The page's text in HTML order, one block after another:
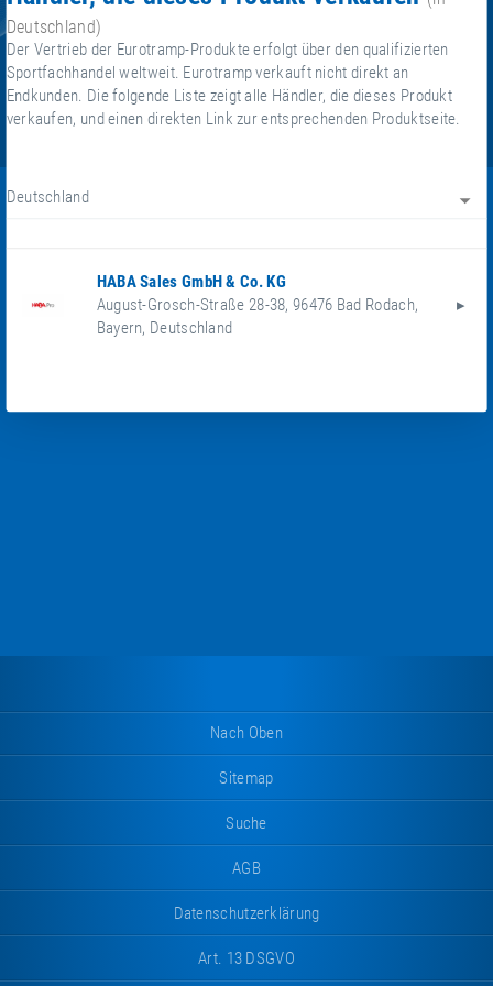
Deutschland)
Der Vertrieb der Eurotramp-Produkte erfolgt über den qualifizierten
Sportfachhandel weltweit. Eurotramp verkauft nicht direkt an
Endkunden. Die folgende Liste zeigt alle Händler, die dieses Produkt
verkaufen, und einen direkten Link zur entsprechenden Produktseite.
Deutschland
HABA Sales GmbH & Co. KG
August-Grosch-Straße 28-38,96476 Bad Rodach,
Bayern, Deutschland
Nach Oben
Sitemap
Suche
AGB
Datenschutzerklärung
Art. 13 DSGVO